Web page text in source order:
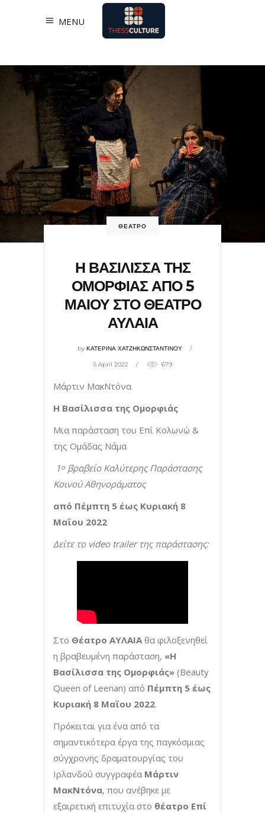
MENU
ΘΕΑΤΡΟ
Η ΒΑΣΙΛΙΣΣΑ ΤΗΣ
ΟΜΟΡΦΙΑΣ ΑΠΟ 5
ΜΑΙΟΥ ΣΤΟ ΘΕΑΤΡΟ
ΑΥΛΑΙΑ
byΚΑΤΕΡΙΝΑ ΧΑΤΖΗΚΩΝΣΤΑΝΤΙΝΟΥ
5 April 2022 679
Μάρτιν ΜακΝτόνα
Η Βασίλισσα της Ομορφιάς
Μια παράσταση του Επί Κολωνώ &
της Ομάδας Νάμα
1ο βραβείο Καλύτερης Παράστασης
Κοινού Αθηνοράματος
από Πέμπτη 5 έως Κυριακή 8
Μαΐου 2022
Δείτε το video trailer της παράστασης:
Στο Θέατρο ΑΥΛΑΙΑ θα φιλοξενηθεί
η βραβευμένη παράσταση, «Η
Βασίλισσα της Ομορφιάς» (Beauty
Queen of Leenan) από Πέμπτη 5 έως
Κυριακή 8 Μαΐου 2022.
Πρόκειται για ένα από τα
σημαντικότερα έργα της παγκόσμιας
σύγχρονης δραματουργίας του
Ιρλανδού συγγραφέα Μάρτιν
ΜακΝτόνα, που ανέβηκε με
εξαιρετική επιτυχία στο θέατρο Επί